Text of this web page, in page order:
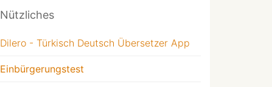
Nützliches
Dilero - Türkisch Deutsch Übersetzer App
Einbürgerungstest